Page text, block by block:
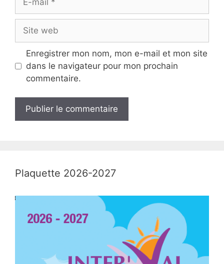
mail
web
Enregistrer mon nom, mon e-mail et mon site
dans le navigateur pour mon prochain
commentaire.
Plaquette 2026-2027